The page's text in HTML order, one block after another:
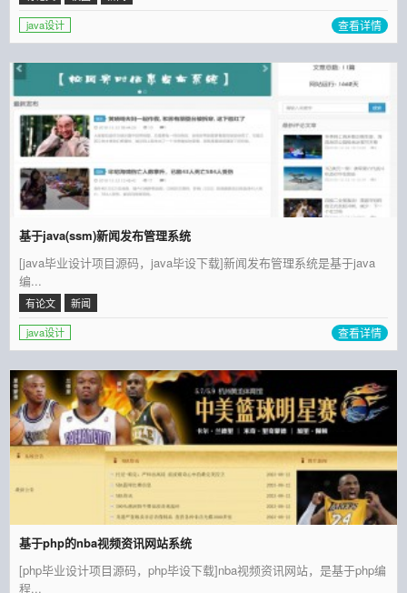
java设计 查看详情
基于java(ssm)新闻发布管理系统
[java毕业设计项目源码，java毕设下载]新闻发布管理系统是基于java
编...
有论文 新闻
java设计 查看详情
基于php的nba视频资讯网站系统
[php毕业设计项目源码，php毕设下载]nba视频资讯网站，是基于php编
程...